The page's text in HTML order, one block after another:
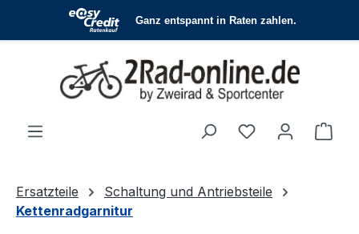
Zum Hauptinhalt springen
Du hast 0
Ersatzteile
Schaltung und Antriebsteile
Kettenradgarnitur